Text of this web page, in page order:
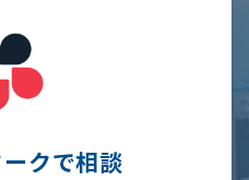
クで相談